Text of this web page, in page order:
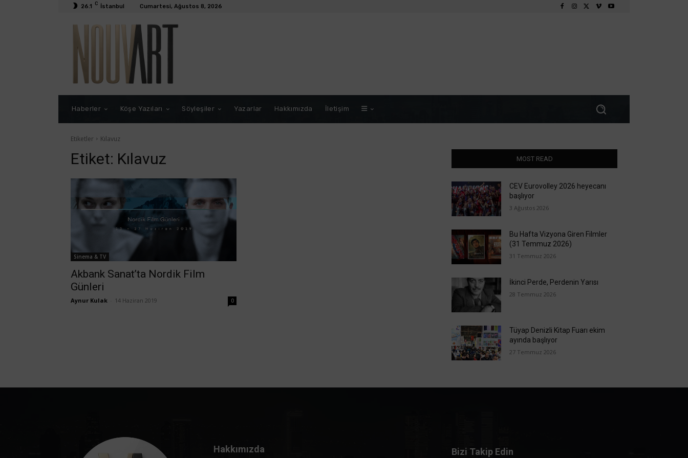
26.1 C İstanbul Cumartesi, Ağustos 8, 2026
Haberler Köşe Yazıları Söyleşiler Yazarlar Hakkımızda İletişim
Etiketler Kılavuz
Etiket: Kılavuz
Sinema & TV
Akbank Sanat’ta Nordik Film
Günleri
Aynur Kulak 14 Haziran 2019 0
MOST READ
CEV Eurovolley 2026 heyecanı
başlıyor
3 Ağustos 2026
Bu Hafta Vizyona Giren Filmler
(31 Temmuz 2026)
31 Temmuz 2026
İkinci Perde, Perdenin Yarısı
28 Temmuz 2026
Tüyap Denizli Kitap Fuarı ekim
ayında başlıyor
27 Temmuz 2026
Hakkımızda Bizi Takip Edin